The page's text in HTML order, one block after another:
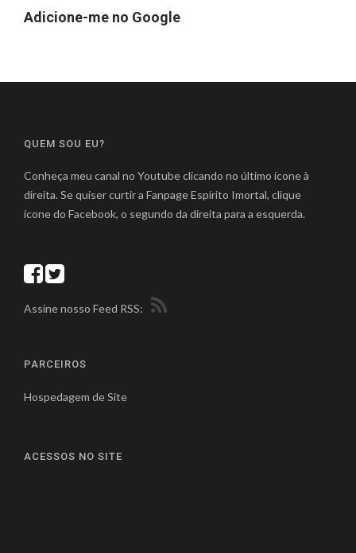
Adicione-me no Google
QUEM SOU EU?
Conheça meu canal no Youtube clicando no último ícone à
direita. Se quiser curtir a Fanpage Espírito Imortal, clique
ícone do Facebook, o segundo da direita para a esquerda.
Assine nosso Feed RSS:
PARCEIROS
Hospedagem de Site
ACESSOS NO SITE